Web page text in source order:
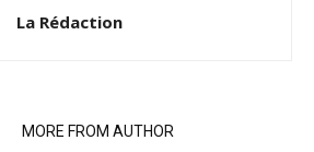
La Rédaction
MORE FROM AUTHOR